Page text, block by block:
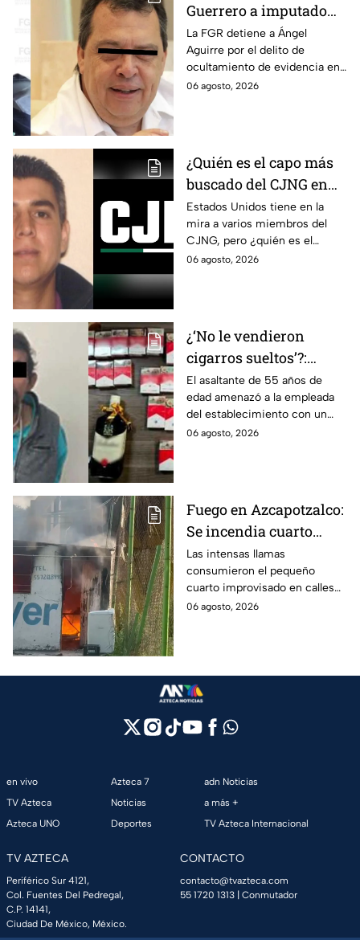
Guerrero a imputado
por la "Verdad
Histórica"; Así fue como
Ángel Aguirre obstruyó
la justicia en caso
La FGR detiene a Ángel
Aguirre por el delito de
ocultamiento de evidencia en
el caso Ayotzinapa. Esta es la
06 agosto, 2026
¿Quién es el capo más
buscado del CJNG en
Estados Unidos?
Estados Unidos tiene en la
mira a varios miembros del
CJNG, pero ¿quién es el
miembro más buscado por el
06 agosto, 2026
¿‘No le vendieron
cigarros sueltos’?:
Detienen a hombre tras
asaltar una tienda y
llevarse más de 30
cajetillas en Iztapalapa
El asaltante de 55 años de
edad amenazó a la empleada
del establecimiento con un
arma de fuego, llevándose
06 agosto, 2026
Fuego en Azcapotzalco:
Se incendia cuarto
improvisado en la
Industrial Vallejo;
rompen cadenas para
combatir las llamas
Las intensas llamas
consumieron el pequeño
cuarto improvisado en calles
de Azcapotzalco; bomberos
06 agosto, 2026
en vivo
TV Azteca
Azteca UNO
Azteca 7
Noticias
Deportes
adn Noticias
a más +
TV Azteca Internacional
TV AZTECA
Periférico Sur 4121,
Col. Fuentes Del Pedregal,
C.P. 14141,
Ciudad De México, México.
CONTACTO
contacto@tvazteca.com
55 1720 1313 | Conmutador